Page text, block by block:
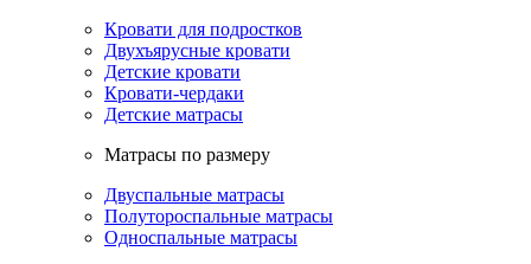
Кровати для подростков
Двухъярусные кровати
Детские кровати
Кровати-чердаки
Детские матрасы
Матрасы по размеру
Двуспальные матрасы
Полутороспальные матрасы
Односпальные матрасы